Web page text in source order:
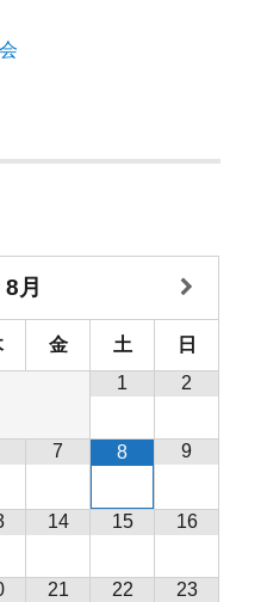
8月
金 土
日
1
2
7 8 9
14 15 16
21 22 23